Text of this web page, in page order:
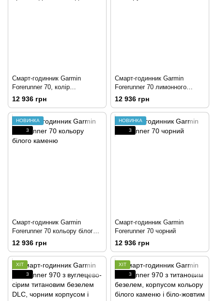
Смарт-годинник Garmin
Forerunner 70, колір
прохолодний лавандовий
12 936 грн
Смарт-годинник Garmin
Forerunner 70 лимонного
кольору
12 936 грн
НОВИНКА
3
Смарт-годинник Garmin
Forerunner 70 кольору білого
каменю
12 936 грн
НОВИНКА
3
Смарт-годинник Garmin
Forerunner 70 чорний
12 936 грн
ХІТ
3
ХІТ
3